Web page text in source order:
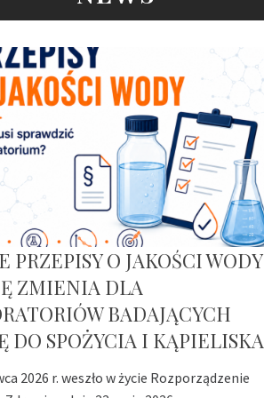
PRZEPISY O JAKOŚCI
ZMIENIA DLA
BADAJĄCYCH
DO SPOŻYCIA I KĄPIELISKA
2026 r. weszło w życie Rozporządzenie